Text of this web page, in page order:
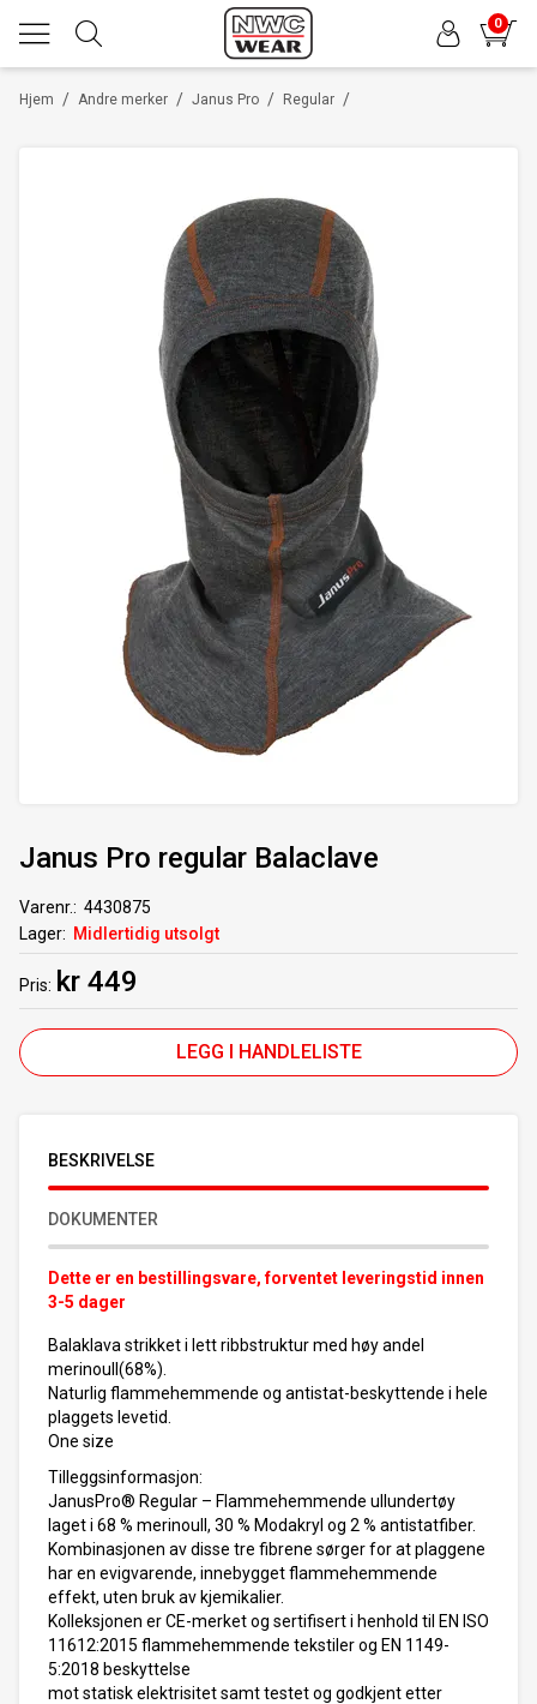
0
/
Hjem /
Andre merker /
Janus Pro /
Regular
Janus Pro regular Balaclave
Varenr.
4430875
Lager
Midlertidig utsolgt
Pris kr 449
LEGG I HANDLELISTE
BESKRIVELSE
DOKUMENTER
Dette er en bestillingsvare, forventet leveringstid innen
3-5 dager
Balaklava strikket i lett ribbstruktur med høy andel
merinoull(68%).
Naturlig flammehemmende og antistat-beskyttende i hele
plaggets levetid.
One size
Tilleggsinformasjon:
JanusPro® Regular – Flammehemmende ullundertøy
laget i 68 % merinoull, 30 % Modakryl og 2 % antistatfiber.
Kombinasjonen av disse tre fibrene sørger for at plaggene
har en evigvarende, innebygget flammehemmende
effekt, uten bruk av kjemikalier.
Kolleksjonen er CE-merket og sertifisert i henhold til EN ISO
11612:2015 flammehemmende tekstiler og EN 1149-
5:2018 beskyttelse
mot statisk elektrisitet samt testet og godkjent etter